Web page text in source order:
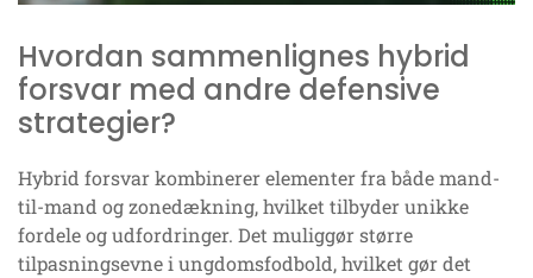
Hvordan sammenlignes hybrid
forsvar med andre defensive
strategier?
Hybrid forsvar kombinerer elementer fra både mand-
til-mand og zonedækning, hvilket tilbyder unikke
fordele og udfordringer. Det muliggør større
tilpasningsevne i ungdomsfodbold, hvilket gør det